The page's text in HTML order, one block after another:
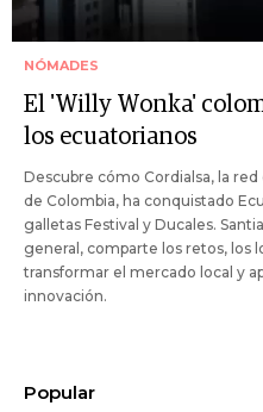
NÓMADES
El 'Willy Wonka'
los ecuatorianos
Descubre cómo Cordialsa, la
de Colombia, ha conquistado
galletas Festival y Ducales.
general, comparte los retos, los
transformar el mercado local y
innovación.
Popular